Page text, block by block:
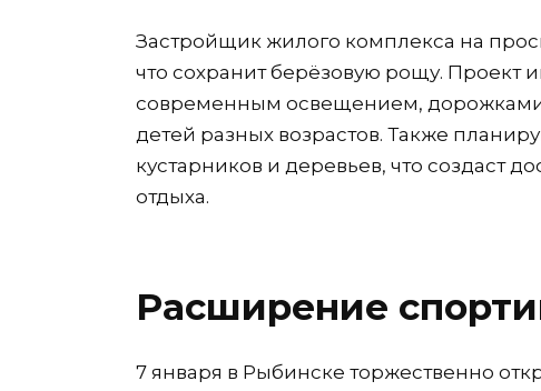
Застройщик жилого комплекса на
что сохранит берёзовую рощу. Проект
современным освещением,
детей разных возрастов. Также
кустарников и деревьев, что создаст
отдыха.
Расширение
7 января в Рыбинске торжественно